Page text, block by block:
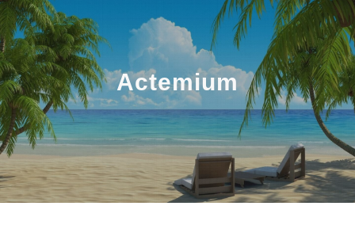
Actemium